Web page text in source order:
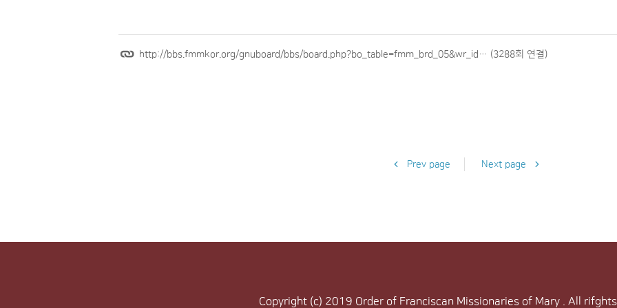
http://bbs.fmmkor.org/gnuboard/bbs/board.php?bo_table=fmm_brd_05&wr_id… (3288회 연결)
Prev page Next page
Copyright (c) 2019 Order of Franciscan Missionaries of Mary . All rifghts